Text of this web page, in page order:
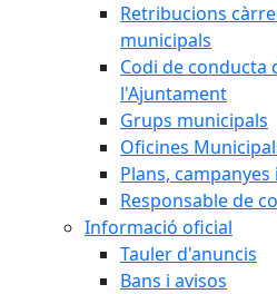
Retribucions
municipals
Codi de conducta
l'Ajuntament
Grups municipals
Oficines
Plans,
Responsable de
Informació oficial
Tauler d'anuncis
Bans i avisos